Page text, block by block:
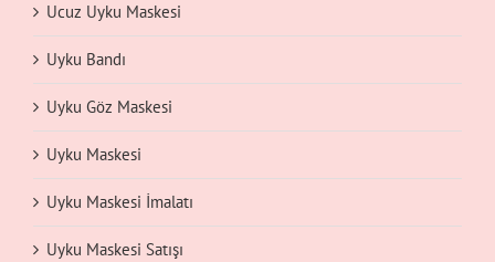
Ucuz Uyku Maskesi
Uyku Bandı
Uyku Göz Maskesi
Uyku Maskesi
Uyku Maskesi İmalatı
Uyku Maskesi Satışı